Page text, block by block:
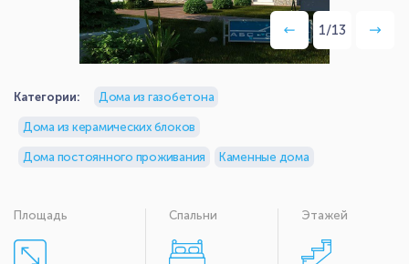
Категории: Дома из газобетона
Дома из керамических блоков
Дома постоянного проживания Каменные дома
1/13
Площадь Спальни Этажей